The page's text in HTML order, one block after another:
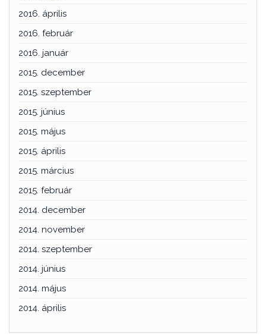
2016. április
2016. február
2016. január
2015. december
2015. szeptember
2015. június
2015. május
2015. április
2015. március
2015. február
2014. december
2014. november
2014. szeptember
2014. június
2014. május
2014. április